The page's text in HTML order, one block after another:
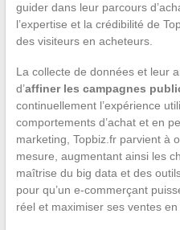
guider dans leur parcours
l’expertise et la crédibilité de
des visiteurs en acheteurs.
La collecte de données et leur
d’affiner les campagnes
continuellement l’expérience
comportements d’achat et en
marketing, Topbiz.fr parvient à
mesure, augmentant ainsi les
maîtrise du big data et des
pour qu’un e-commerçant
réel et maximiser ses ventes en